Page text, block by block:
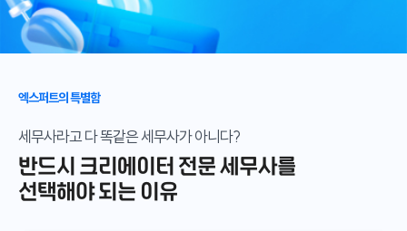
엑스퍼트의 특별함
세무사라고 다 똑같은 세무사가 아니다?
반드시 크리에이터 전문 세무사를
선택해야 되는 이유